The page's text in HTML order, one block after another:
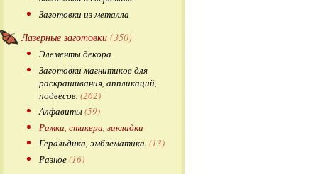
Заготовки из металла
Лазерные заготовки (350)
Элементы декора
Заготовки магнитиков для
раскрашивания, аппликаций,
подвесов. (262)
Алфавиты(59)
Рамки, стикера, закладки
Геральдика, эмблематика. (13)
Разное(16)